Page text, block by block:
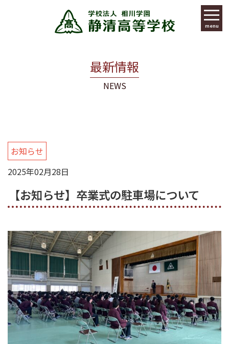
menu
最新情報
NEWS
お知らせ
2025年02月28日
【お知らせ】卒業式の駐車場について